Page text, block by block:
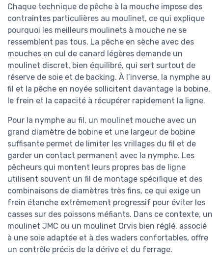
Chaque technique de pêche à la mouche impose des
contraintes particulières au moulinet, ce qui explique
pourquoi les meilleurs moulinets à mouche ne se
ressemblent pas tous. La pêche en sèche avec des
mouches en cul de canard légères demande un
moulinet discret, bien équilibré, qui sert surtout de
réserve de soie et de backing. À l’inverse, la nymphe au
fil et la pêche en noyée sollicitent davantage la bobine,
le frein et la capacité à récupérer rapidement la ligne.
Pour la nymphe au fil, un moulinet mouche avec un
grand diamètre de bobine et une largeur de bobine
suffisante permet de limiter les vrillages du fil et de
garder un contact permanent avec la nymphe. Les
pêcheurs qui montent leurs propres bas de ligne
utilisent souvent un fil de montage spécifique et des
combinaisons de diamètres très fins, ce qui exige un
frein étanche extrêmement progressif pour éviter les
casses sur des poissons méfiants. Dans ce contexte, un
moulinet JMC ou un moulinet Orvis bien réglé, associé
à une soie adaptée et à des waders confortables, offre
un contrôle précis de la dérive et du ferrage.